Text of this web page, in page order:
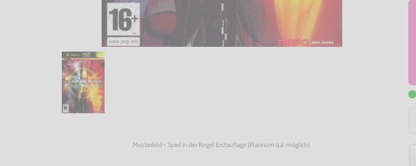
Musterbild - Spiel in der Regel Erstauflage (Platinum o.ä. möglich)